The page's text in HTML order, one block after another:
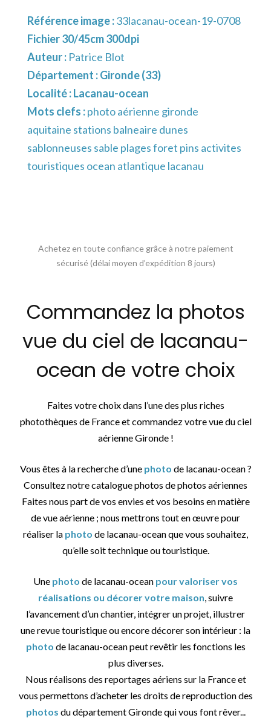
Référence image :33lacanau-ocean-19-0708
Fichier 30/45cm 300dpi
Auteur : Patrice Blot
Département :Gironde (33)
Localité :Lacanau-ocean
Mots clefs :photo aérienne gironde
aquitaine stations balneaire dunes
sablonneuses sable plages foret pins activites
touristiques ocean atlantique lacanau
Achetez en toute confiance grâce à notre paiement
sécurisé (délai moyen d’expédition 8 jours)
Commandez la photos
vue du ciel de lacanau-
ocean de votre choix
Faites votre choix dans l’une des plus riches
photothèques de France et commandez votre vue du ciel
aérienne Gironde !
Vous êtes à la recherche d’une photo de lacanau-ocean ?
Consultez notre catalogue photos de photos aériennes
Faites nous part de vos envies et vos besoins en matière
de vue aérienne ; nous mettrons tout en œuvre pour
réaliser la photo de lacanau-ocean que vous souhaitez,
qu’elle soit technique ou touristique.
Une photo de lacanau-ocean pour valoriser vos
réalisations ou décorer votre maison, suivre
l’avancement d’un chantier, intégrer un projet, illustrer
une revue touristique ou encore décorer son intérieur : la
photo de lacanau-ocean peut revêtir les fonctions les
plus diverses.
Nous réalisons des reportages aériens sur la France et
vous permettons d’acheter les droits de reproduction des
photos du département Gironde qui vous font rêver...